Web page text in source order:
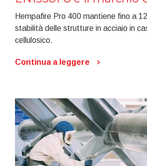
Hempafire Pro 400 mantiene fino a
stabilità delle strutture in acciaio in
cellulosico.
Continua a leggere